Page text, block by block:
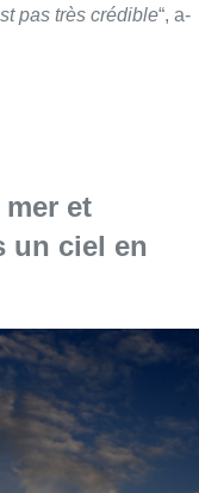
pas très crédible“, a-
et
un ciel en